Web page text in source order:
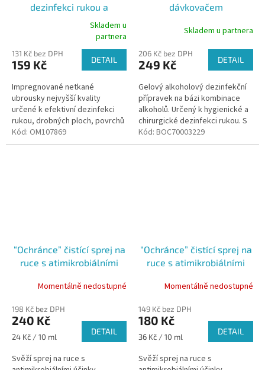
dezinfekci rukou a
povrchů, 50ks
produktu
je
z
5
hvězdiček.
Skladem u
partnera
131 Kč bez DPH
159 Kč DETAIL
Impregnované netkané
ubrousky nejvyšší kvality
určené k efektivní dezinfekci
rukou, drobných ploch, povrchů
a předmětů odolných vůči
alkoholu. Ideální pro použití ve...
Kód: OM107869
dávkovačem
Skladem u partnera
206 Kč bez DPH
249 Kč DETAIL
Gelový alkoholový dezinfekční
přípravek na bázi kombinace
alkoholů. Určený k hygienické a
chirurgické dezinfekci rukou. S
obsahem zvláčňujících přísad
pro extra ochranu...
Kód: BOC70003229
“Ochránce” čistící sprej na
ruce s atimikrobiálními
Momentálně nedostupné
198 Kč bez DPH
240 Kč
Měrná
24 Kč / 10 ml
DETAIL
Svěží sprej na ruce s
“Ochránce” čistící sprej na
ruce s atimikrobiálními
Momentálně nedostupné
149 Kč bez DPH
180 Kč
Měrná
36 Kč / 10 ml
DETAIL
Svěží sprej na ruce s